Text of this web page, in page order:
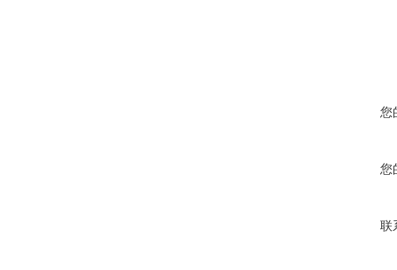
您
您
联